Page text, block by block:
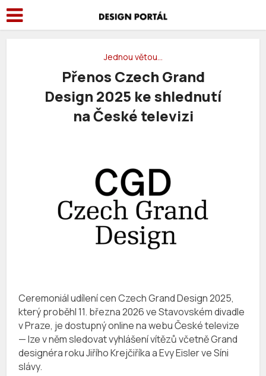
Jednou větou…
Přenos Czech Grand
Design 2025 ke shlednutí
na České televizi
Ceremoniál udílení cen Czech Grand Design 2025,
který proběhl 11. března 2026 ve Stavovském divadle
v Praze, je dostupný online na webu České televize
— lze v něm sledovat vyhlášení vítězů včetně Grand
designéra roku Jiřího Krejčiříka a Evy Eisler ve Síni
slávy.